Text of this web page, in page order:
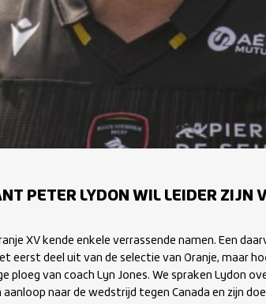
PETER LYDON WIL LEIDER ZIJN
XV kende enkele verrassende namen. Een
eerst deel uit van de selectie van Oranje, maar
ploeg van coach Lyn Jones. We spraken Lydon
aanloop naar de wedstrijd tegen Canada en zijn